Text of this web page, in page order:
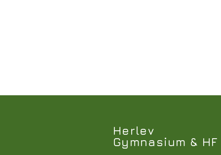
Herlev
Gymnasium & HF